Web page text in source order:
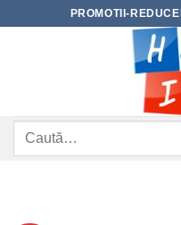
PROMOTII-
Caută